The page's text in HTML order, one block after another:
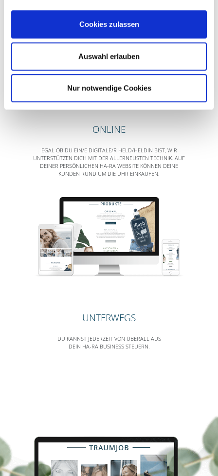
Cookies zulassen
Auswahl erlauben
Nur notwendige Cookies
"WIR GEBEN
CHANCE DEIN
LEBEN ZU
VERÄNDERN.
BIST DU
BEREIT?"
ONLINE
EGAL OB DU EIN/E DIGITALE/R HELD/HELDIN BIST, WIR
UNTERSTÜTZEN DICH MIT DER ALLERNEUSTEN TECHNIK. AUF
DEINER PERSÖNLICHEN HA-RA WEBSITE KÖNNEN DEINE
KUNDEN RUND UM DIE UHR EINKAUFEN.
UNTERWEGS
DU KANNST JEDERZEIT VON ÜBERALL AUS
DEIN HA-RA BUSINESS STEUERN.